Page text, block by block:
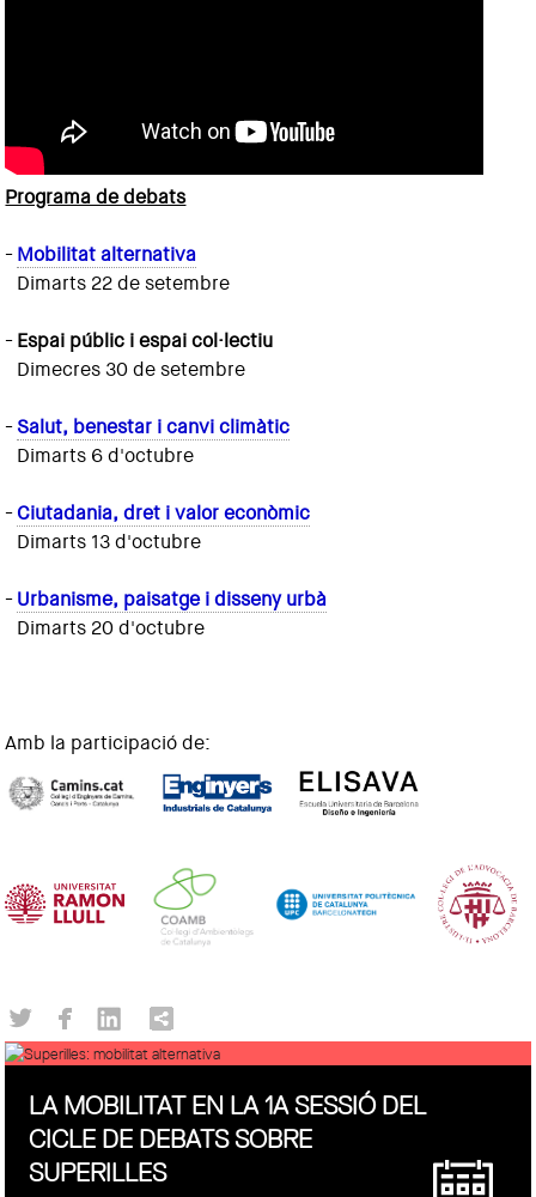
Programa de debats
-Mobilitat alternativa
Dimarts 22 de setembre
-Espai públic i espai col·lectiu
Dimecres 30 de setembre
-Salut, benestar i canvi climàtic
Dimarts 6 d'octubre
-Ciutadania, dret i valor econòmic
Dimarts 13 d'octubre
-Urbanisme, paisatge i disseny urbà
Dimarts 20 d'octubre
Amb la participació de:
LA MOBILITAT EN LA 1A SESSIÓ DEL
CICLE DE DEBATS SOBRE
SUPERILLES